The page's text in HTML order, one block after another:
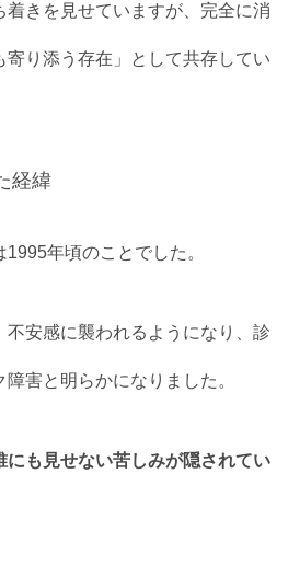
着きを見せていますが、完全に消
寄り添う存在」として共存してい
経緯
年頃のことでした。
不安感に襲われるようになり、診
害と明らかになりました。
にも見せない苦しみが隠されてい